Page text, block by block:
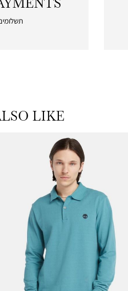
LIKE